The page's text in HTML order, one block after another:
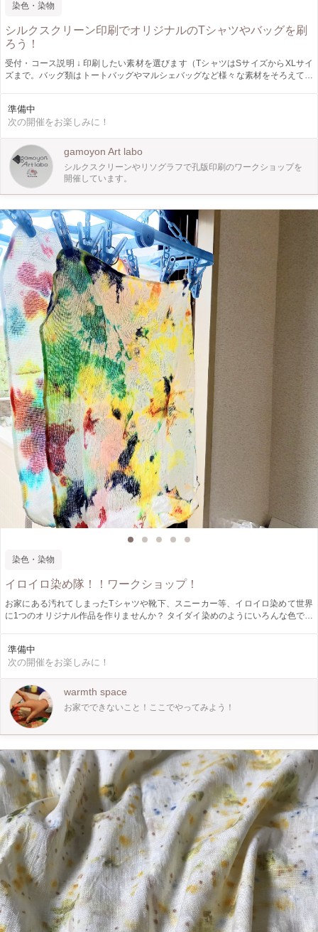
染色・染物
シルクスクリーン印刷でオリジナルのTシャツやバッグを刷
ろう！
受付・コース説明 ↓ 印刷したい素材を選びます（TシャツはSサイズからXLサイ
ズまで。バッグ類はトートバッグやマルシェバッグなど様々な素材をそろえてい
印刷！ ↓ ドライヤーでしっかり乾燥させて完成！
準備中
次の開催をお楽しみに！
gamoyon Art labo
シルクスクリーンやリソグラフで孔版印刷のワークショップを
開催しています。
染色・染物
イロイロ染め隊！！ワークショップ！
お家にある汚れてしまったTシャツや靴下、スニーカー等、イロイロ染めて世界
に1つのオリジナル作品を作りませんか？ タイダイ染めのようにいろんな色で染
す。 染めたいTシャツやスニーカー、靴下は、持ち込みでお願いいたします。 染
める物は、新品のものは染めにくいので、着古したものや洗濯したものをお持ち
いただけます。 染料が付着しますので、汚れてもいい格好でお越し下さい。 ワ
ークショップの様子は↓ https://instagram.com/246ajoev?
igshid=ZGUzMzM3NWJiOQ==
準備中
次の開催をお楽しみに！
warmth space
お家でできないこと！ここでやってみよう！